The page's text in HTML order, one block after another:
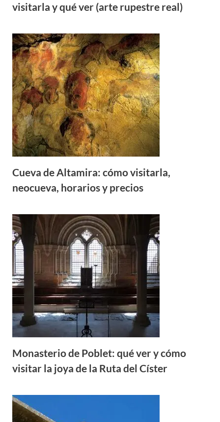
visitarla y qué ver (arte rupestre real)
Cueva de Altamira: cómo visitarla,
neocueva, horarios y precios
Monasterio de Poblet: qué ver y cómo
visitar la joya de la Ruta del Císter